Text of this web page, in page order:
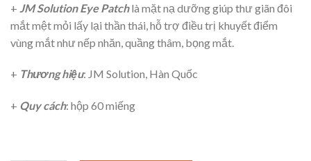
+ JM Solution Eye Patchlà mặt nạ dưỡng giúp thư giãn đôi
mắt mệt mỏi lấy lại thần thái, hỗ trợ điều trị khuyết điểm
vùng mắt như nếp nhăn, quầng thâm, bọng mắt.
+ Thương hiệu: JM Solution, Hàn Quốc
+ Quy cách: hộp 60 miếng